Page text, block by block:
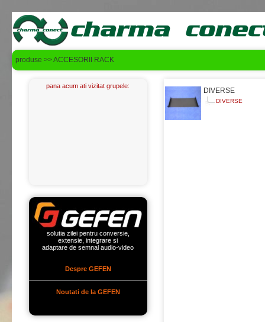
produse >> ACCESORII RACK
pana acum ati vizitat grupele:
solutia zilei pentru conversie,
extensie, integrare si
adaptare de semnal audio-video
Despre GEFEN
Noutati de la GEFEN
DIVERSE
DIVERSE